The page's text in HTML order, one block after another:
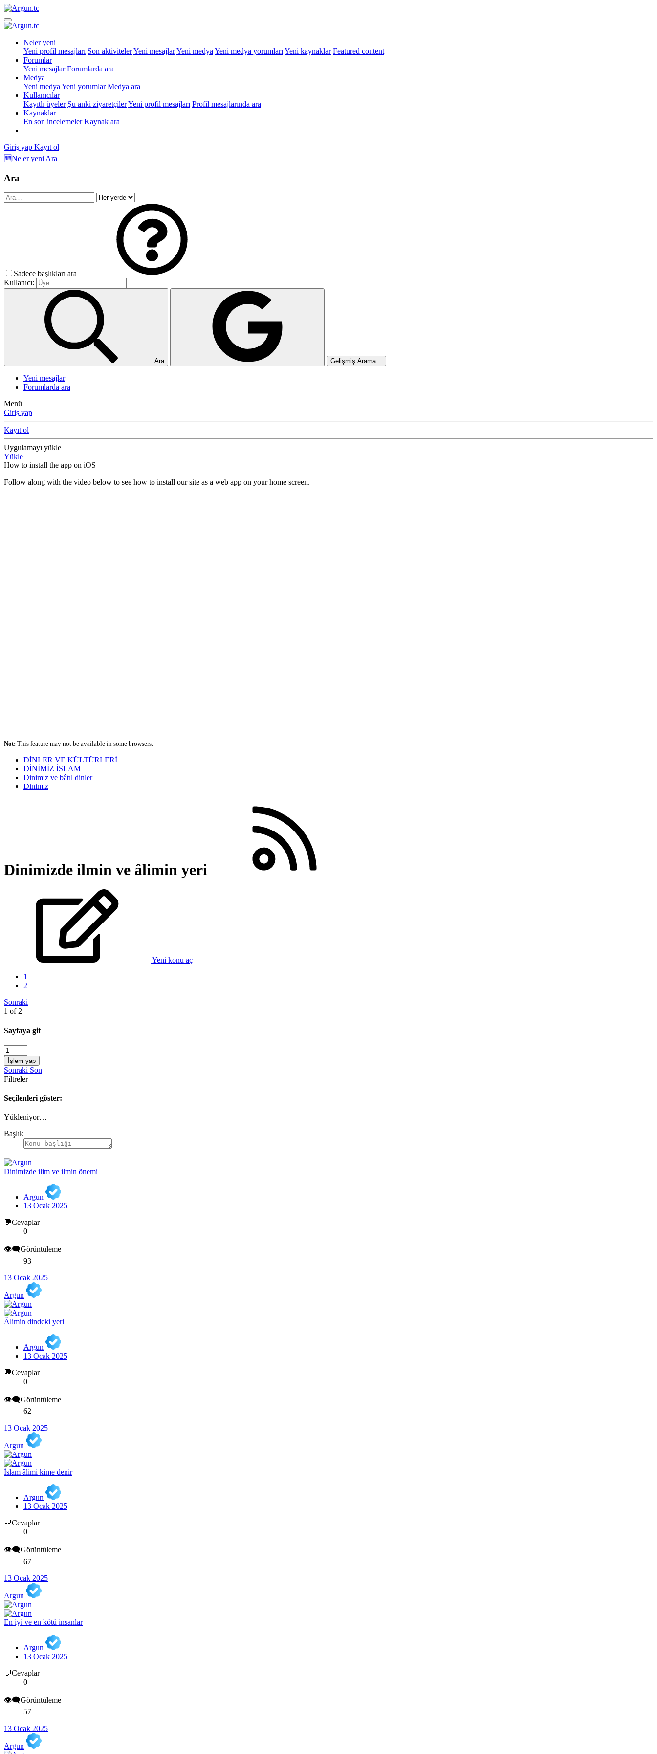
Neler yeni
Yeni profil mesajları Son aktivitelerYeni mesajlarYeni medya Yeni medya yorumları Yeni kaynaklar Featured content
Forumlar
Yeni mesajlar Forumlarda ara
Medya
Yeni medya Yeni yorumlar Medya ara
Kullanıcılar
Kayıtlı üyeler Şu anki ziyaretçilerYeni profil mesajları Profil mesajlarında ara
Kaynaklar
En son incelemeler Kaynak ara
Giriş yap Kayıt ol
🆕Neler yeni Ara
Ara
Sadece başlıkları ara
Kullanıcı:
Ara Gelişmiş Arama…
Yeni mesajlar
Forumlarda ara
Menü
Giriş yap
Kayıt ol
Uygulamayı yükle
Yükle
How to install the app on iOS
Follow along with the video below to see how to install our site as a web app on your home screen.
Not: This feature may not be available in some browsers.
DİNLER VE KÜLTÜRLERİ
DİNİMİZ İSLAM
Dinimiz ve bâtıl dinler
Dinimiz
Dinimizde ilmin ve âlimin yeri
Yeni konu aç
1
2
Sonraki
1 of 2
Sayfaya git
İşlem yap
Sonraki Son
Filtreler
Seçilenleri göster:
Yükleniyor…
Başlık
Dinimizde ilim ve ilmin önemi
Argun
13 Ocak 2025
💬Cevaplar
0
👁️‍🗨️Görüntüleme
93
13 Ocak 2025
Argun
Âlimin dindeki yeri
Argun
13 Ocak 2025
💬Cevaplar
0
👁️‍🗨️Görüntüleme
62
13 Ocak 2025
Argun
İslam âlimi kime denir
Argun
13 Ocak 2025
💬Cevaplar
0
👁️‍🗨️Görüntüleme
67
13 Ocak 2025
Argun
En iyi ve en kötü insanlar
Argun
13 Ocak 2025
💬Cevaplar
0
👁️‍🗨️Görüntüleme
57
13 Ocak 2025
Argun